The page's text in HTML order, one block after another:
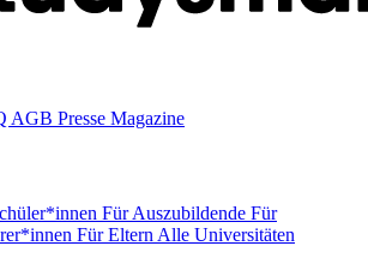
AGB Presse Magazine
Für Auszubildende Für
Für Eltern Alle Universitäten